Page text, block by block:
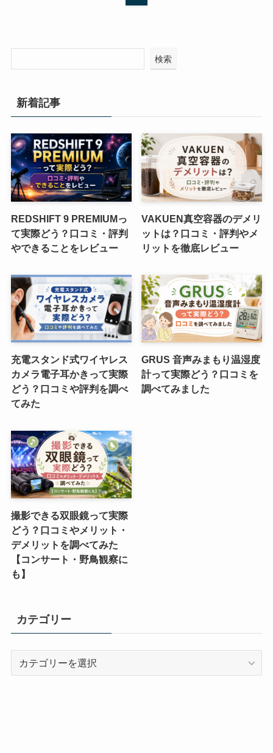
検索
新着記事
REDSHIFT 9 PREMIUMっ
て実際どう？口コミ・評判
やできることをレビュー
VAKUEN真空容器のデメリ
ットは？口コミ・評判やメ
リットを徹底レビュー
充電スタンド式ワイヤレス
カメラ電子耳かきって実際
どう？口コミや評判を調べ
てみた
GRUS 音声みまもり温湿度
計って実際どう？口コミを
調べてみました
撮影できる双眼鏡って実際
どう？口コミやメリット・
デメリットを調べてみた
【コンサート・野鳥観察に
も】
カテゴリー